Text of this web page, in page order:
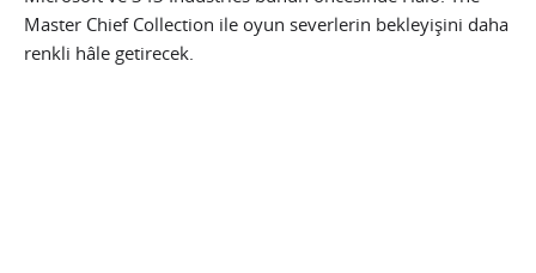
Master Chief Collection ile oyun severlerin bekleyişini daha
renkli hâle getirecek.